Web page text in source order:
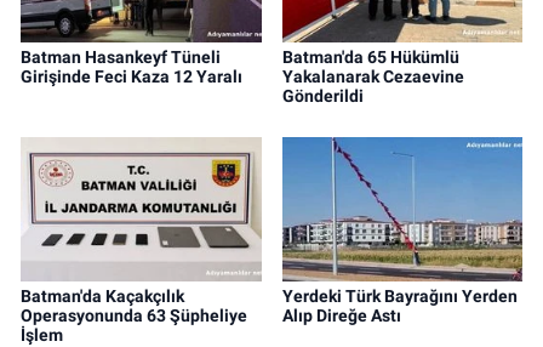
Batman Hasankeyf Tüneli
Girişinde Feci Kaza 12 Yaralı
Batman'da 65 Hükümlü
Yakalanarak Cezaevine
Gönderildi
Batman'da Kaçakçılık
Operasyonunda 63 Şüpheliye
İşlem
Yerdeki Türk Bayrağını Yerden
Alıp Direğe Astı